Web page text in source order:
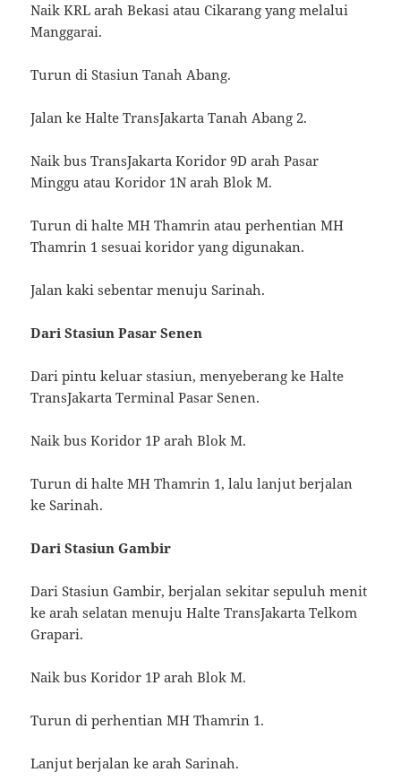
Naik KRL arah Bekasi atau Cikarang yang melalui
Manggarai.
Turun di Stasiun Tanah Abang.
Jalan ke Halte TransJakarta Tanah Abang 2.
Naik bus TransJakarta Koridor 9D arah Pasar
Minggu atau Koridor 1N arah Blok M.
Turun di halte MH Thamrin atau perhentian MH
Thamrin 1 sesuai koridor yang digunakan.
Jalan kaki sebentar menuju Sarinah.
Dari Stasiun Pasar Senen
Dari pintu keluar stasiun, menyeberang ke Halte
TransJakarta Terminal Pasar Senen.
Naik bus Koridor 1P arah Blok M.
Turun di halte MH Thamrin 1, lalu lanjut berjalan
ke Sarinah.
Dari Stasiun Gambir
Dari Stasiun Gambir, berjalan sekitar sepuluh menit
ke arah selatan menuju Halte TransJakarta Telkom
Grapari.
Naik bus Koridor 1P arah Blok M.
Turun di perhentian MH Thamrin 1.
Lanjut berjalan ke arah Sarinah.